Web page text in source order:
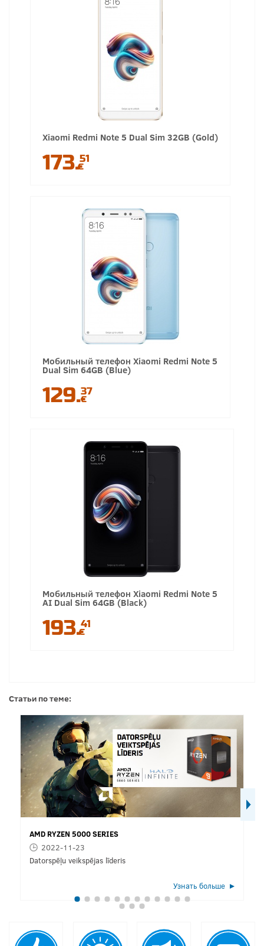
Xiaomi Redmi Note 5 Dual Sim 32GB (Gold)
173.51
€
Мобильный телефон Xiaomi Redmi Note 5
Dual Sim 64GB (Blue)
129.37
€
Мобильный телефон Xiaomi Redmi Note 5
AI Dual Sim 64GB (Black)
193.41
€
Статьи по теме:
AMD RYZEN 5000 SERIES
2022-11-23
Datorspēļu veikspējas līderis
Узнать больше